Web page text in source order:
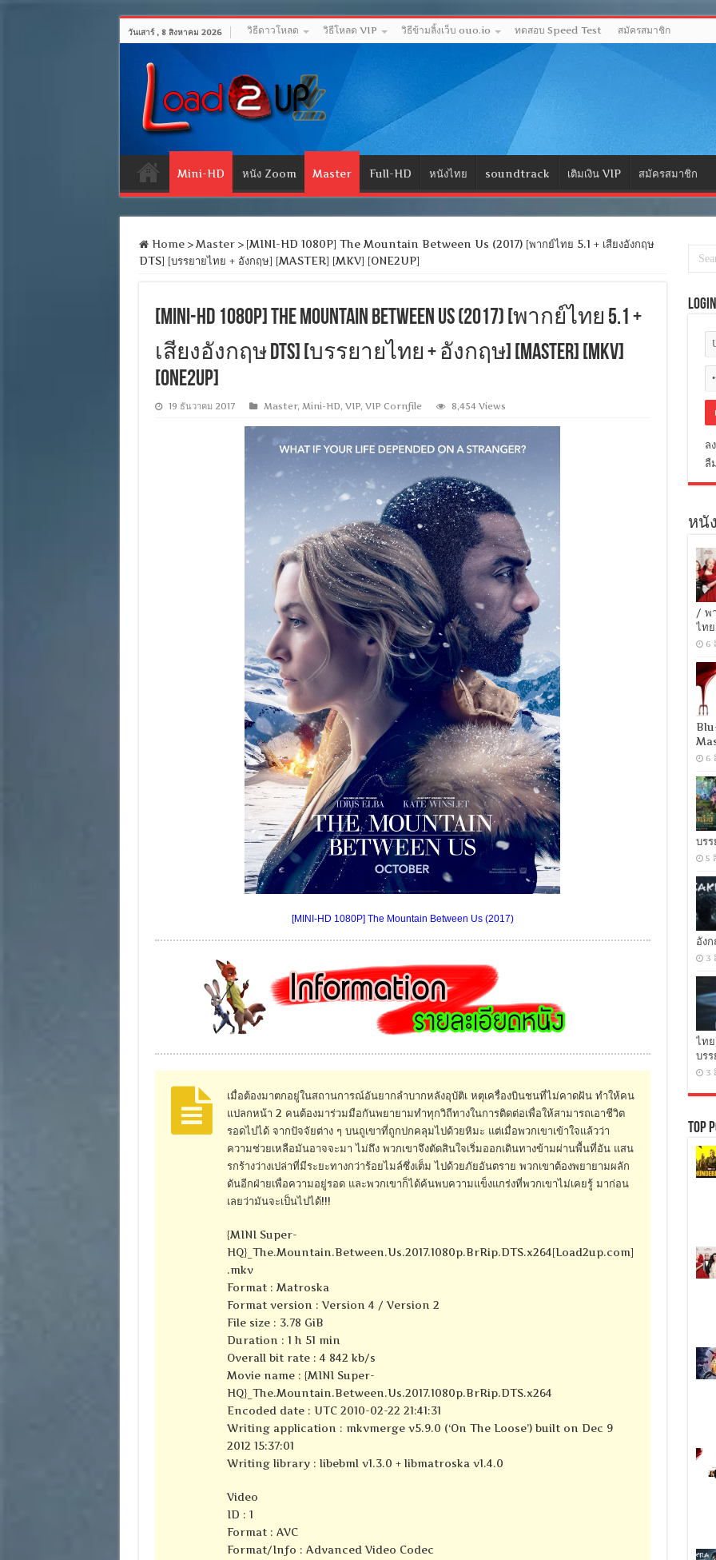
วันเสาร์ , 8 สิงหาคม 2026 วิธีดาวโหลด วิธีโหลด VIP วิธีข้ามลิ้งเว็บ ouo.io ทดสอบ Speed Test สมัครสมาชิก
Mini-HD หนัง Zoom Master Full-HD หนังไทย soundtrack เติมเงิน VIP สมัครสมาชิก
Home > Master > [MINI-HD 1080P] The Mountain Between Us (2017) [พากย์ไทย 5.1 + เสียงอังกฤษ
DTS] [บรรยายไทย + อังกฤษ] [MASTER] [MKV] [ONE2UP]
[MINI-HD 1080P] The Mountain Between Us (2017) [พากย์ไทย 5.1 +
เสียงอังกฤษ DTS] [บรรยายไทย + อังกฤษ] [MASTER] [MKV]
[ONE2UP]
19 ธันวาคม 2017 Master, Mini-HD, VIP, VIP Cornfile 8,454 Views
[MINI-HD 1080P] The Mountain Between Us (2017)
เมื่อต้องมาตกอยู่ในสถานการณ์อันยากลำบากหลังอุบัติเ หตุเครื่องบินชนที่ไม่คาดฝัน ทำให้คน
แปลกหน้า 2 คนต้องมาร่วมมือกันพยายามทำทุกวิถีทางในการติดต่อเพื่อให้สามารถเอาชีวิต
รอดไปได้ จากปัจจัยต่าง ๆ บนถูเขาที่ถูกปกคลุมไปด้วยหิมะ แต่เมื่อพวกเขาเข้าใจแล้วว่า
ความช่วยเหลือมันอาจจะมา ไม่ถึง พวกเขาจึงตัดสินใจเริ่มออกเดินทางข้ามผ่านพื้นที่อัน แสน
รกร้างว่างเปล่าที่มีระยะทางกว่าร้อยไมล์ซึ่งเต็ม ไปด้วยภัยอันตราย พวกเขาต้องพยายามผลัก
ดันอีกฝ่ายเพื่อความอยู่รอด และพวกเขาก็ได้ค้นพบความแข็งแกร่งที่พวกเขาไม่เคยรู้ มาก่อน
เลยว่ามันจะเป็นไปได้!!!
{MINI Super-
HQ}_The.Mountain.Between.Us.2017.1080p.BrRip.DTS.x264[Load2up.com]
.mkv
Format : Matroska
Format version : Version 4 / Version 2
File size : 3.78 GiB
Duration : 1 h 51 min
Overall bit rate : 4 842 kb/s
Movie name : {MINI Super-
HQ}_The.Mountain.Between.Us.2017.1080p.BrRip.DTS.x264
Encoded date : UTC 2010-02-22 21:41:31
Writing application : mkvmerge v5.9.0 (‘On The Loose’) built on Dec 9
2012 15:37:01
Writing library : libebml v1.3.0 + libmatroska v1.4.0
Video
ID : 1
Format : AVC
Format/Info : Advanced Video Codec
Login
ล
ลื
หนั
/ พ
ไท
6
6
บร
5
อัง
3
ไท
บร
3
Top